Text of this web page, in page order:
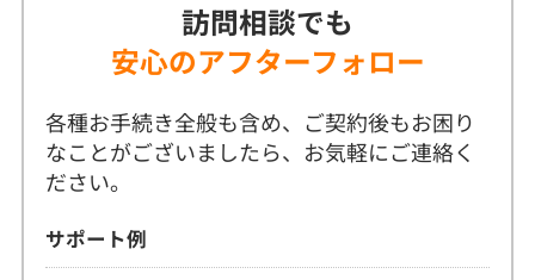
訪問相談でも
安心のアフターフォロー
各種お手続き全般も含め、ご契約後もお困り
なことがございましたら、お気軽にご連絡く
ださい。
サポート例